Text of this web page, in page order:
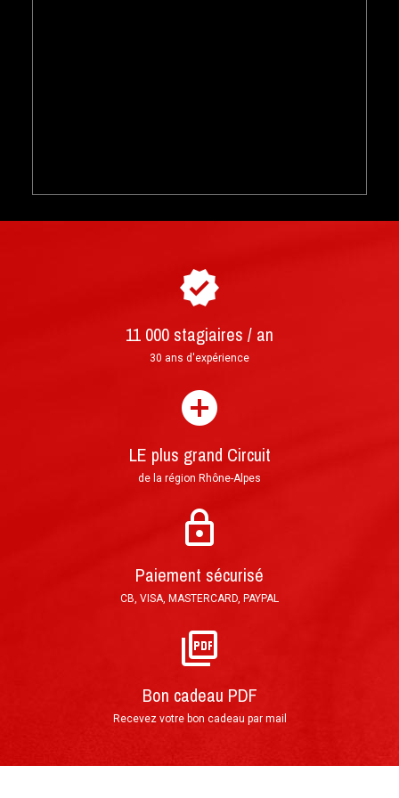
Courrier : lettre prioritaire suivie envoyée sous
24h et livrée en 3 à 4 jours ouvrés
Mail : format PDF imprimable, envoi en moins
d'une heure après validation de la commande
Paiement en 3 fois sans frais possible par
chèque : 1er encaissement à réception de votre
Par téléphone au 0(+33)4 74 54 46 98
Directement sur notre site Internet grâce
Déroulement de votre stage de
pilotage
11 000 stagiaires / an
30 ans d'expérience
LE plus grand Circuit
de la région Rhône-Alpes
Paiement sécurisé
CB, VISA, MASTERCARD, PAYPAL
Bon cadeau PDF
Recevez votre bon cadeau par mail